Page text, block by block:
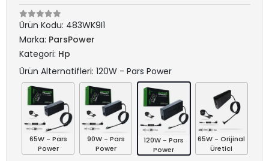
Ürün Kodu: 483WK9I1
Marka: ParsPower
Kategori: Hp
Ürün Alternatifleri: 120W - Pars Power
65W - Pars
Power
90W - Pars
Power
120W - Pars
Power
65W - Orijinal
Üretici